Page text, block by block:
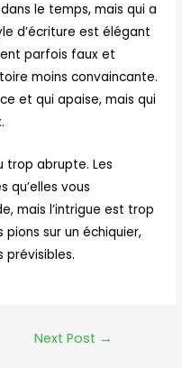
le temps, mais qui a
d’écriture est élégant
parfois faux et
moins convaincante.
et qui apaise, mais qui
trop abrupte. Les
qu’elles vous
mais l’intrigue est trop
sur un échiquier,
prévisibles.
Next Post →